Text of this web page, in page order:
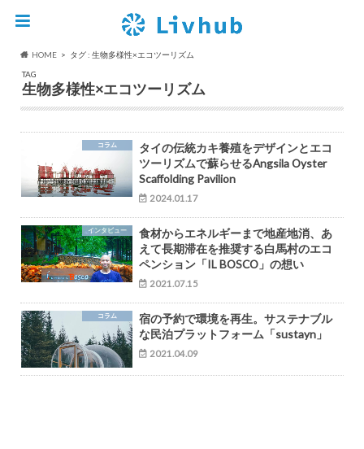
HOME
タグ : 生物多様性×エコツーリズム
TAG
生物多様性×エコツーリズム
コラム
タイの伝統カキ養殖をデザインとエコ
ツーリズムで蘇らせるAngsila Oyster
Scaffolding Pavilion
2024.01.17
インタビュー
食材からエネルギーまで地産地消、あ
えて長期滞在を推奨する白馬村のエコ
ペンション「IL BOSCO」の想い
2021.07.15
コラム
宿の予約で環境を再生。サステナブル
な民泊プラットフォーム「sustayn」
2021.04.09